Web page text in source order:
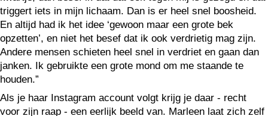
triggert iets in mijn lichaam. Dan is er heel snel boosheid.
En altijd had ik het idee ‘gewoon maar een grote bek
opzetten’, en niet het besef dat ik ook verdrietig mag zijn.
Andere mensen schieten heel snel in verdriet en gaan dan
janken. Ik gebruikte een grote mond om me staande te
houden.”
Als je haar Instagram account volgt krijg je daar - recht
voor zijn raap - een eerlijk beeld van. Marleen laat zich zelf